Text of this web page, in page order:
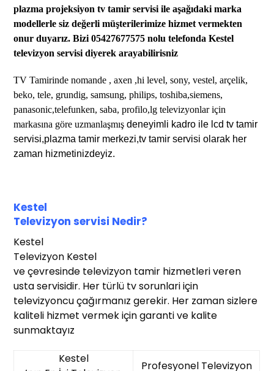
plazma projeksiyon tv tamir servisiile aşağıdaki marka
modellerle siz değerli müşterilerimize hizmet vermekten
onur duyarız. Bizi 05427677575 nolu telefonda Kestel
televizyon servisi diyerek arayabilirisniz
TV Tamirindenomande , axen ,hi level,sony, vestel, arçelik,
beko,tele, grundig, samsung, philips, toshiba,siemens,
panasonic,telefunken, saba, profilo,lg televizyonlar için
markasına göre uzmanlaşmış deneyimli kadro ile lcd tv tamir
servisi,plazma tamir merkezi,tv tamir servisi olarak her
zaman hizmetinizdeyiz.
Kestel
Televizyon servisi Nedir?
Kestel
Televizyon Kestel
ve çevresinde televizyon tamir hizmetleri veren
usta servisidir. Her türlü tv sorunlari için
televizyoncu çağırmanız gerekir. Her zaman sizlere
kaliteli hizmet vermek için garanti ve kalite
sunmaktayız
Kestel
Profesyonel Televizyon